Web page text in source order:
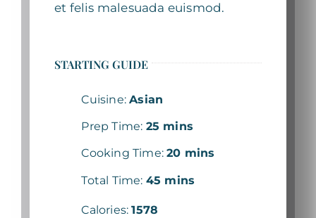
et felis malesuada euismod.
STARTING GUIDE
Cuisine:Asian
Prep Time: 25 mins
Cooking Time:20 mins
Total Time: 45 mins
Calories:1578